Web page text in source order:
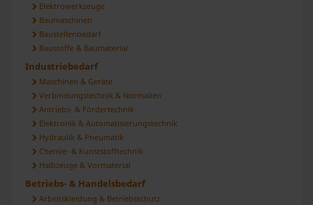
Elektrowerkzeuge
Baumaschinen
Baustellenbedarf
Baustoffe & Baumaterial
Industriebedarf
Maschinen & Geräte
Verbindungstechnik & Normalien
Antriebs- & Fördertechnik
Elektronik & Automatisierungstechnik
Hydraulik & Pneumatik
Chemie- & Kunststofftechnik
Halbzeuge & Vormaterial
Betriebs- & Handelsbedarf
Arbeitskleidung & Betriebsschutz